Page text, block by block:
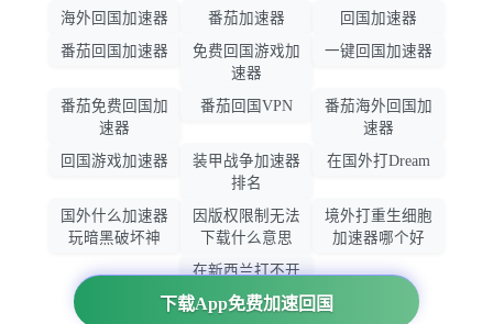
下载App免费加速回国
海外回国加速器 番茄加速器
回国加速器
番茄回国加速器
免费回国游戏加
速器
一键回国加速器
番茄免费回国加
速器
番茄回国VPN
番茄海外回国加
速器
回国游戏加速器
装甲战争加速器
排名
在国外打Dream
国外什么加速器
玩暗黑破坏神
因版权限制无法
下载什么意思
境外打重生细胞
加速器哪个好
在新西兰打不开
大智慧怎么办